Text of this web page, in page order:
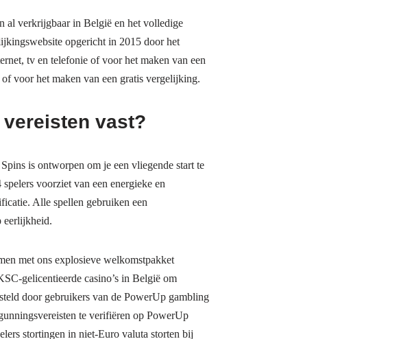
al verkrijgbaar in België en het volledige
opgericht in 2015 door het
tv en telefonie of voor het maken van een
voor het maken van een gratis vergelijking.
vast?
is ontworpen om je een vliegende start te
voorziet van een energieke en
Alle spellen gebruiken een
eerlijkheid.
met ons explosieve welkomstpakket
gelicentieerde casino’s in België om
door gebruikers van de PowerUp gambling
te verifiëren op PowerUp
stortingen in niet-Euro valuta storten bij